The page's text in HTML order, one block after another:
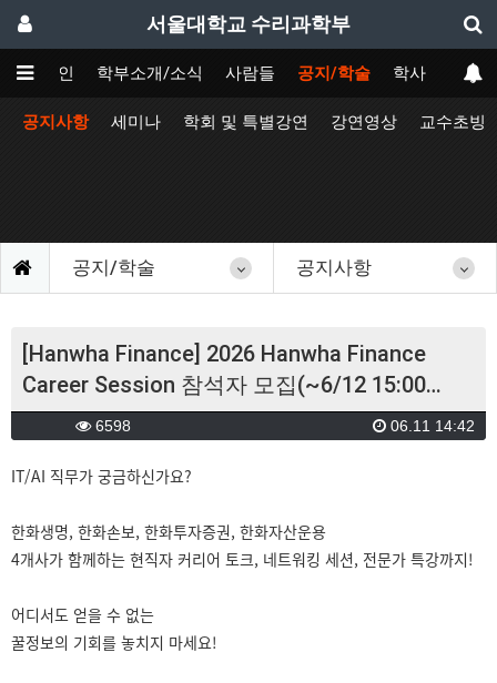
서울대학교 수리과학부
메인 학부소개/소식 사람들 공지/학술 학사
공지사항 세미나 학회 및 특별강연 강연영상 교수초빙
공지/학술 공지사항
[Hanwha Finance] 2026 Hanwha Finance
Career Session 참석자 모집(~6/12 15:00…
6598 06.11 14:42
IT/AI 직무가 궁금하신가요?
한화생명, 한화손보, 한화투자증권, 한화자산운용
4개사가 함께하는 현직자 커리어 토크, 네트워킹 세션, 전문가 특강까지!
어디서도 얻을 수 없는
꿀정보의 기회를 놓치지 마세요!